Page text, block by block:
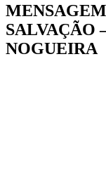
SALVAÇÃO
NOGUEIRA